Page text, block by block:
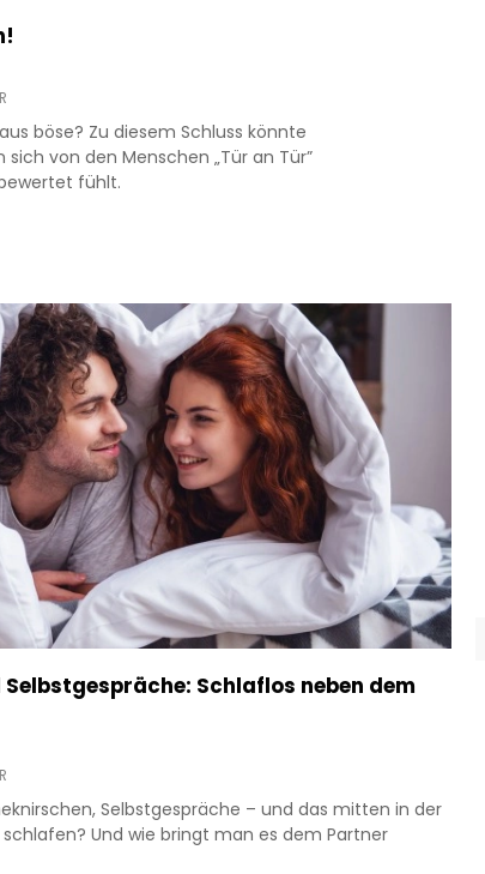
böse? Zu diesem Schluss könnte
von den Menschen „Tür an Tür”
fühlt.
Schlaflos neben dem
Selbstgespräche – und das mitten in der
Und wie bringt man es dem Partner